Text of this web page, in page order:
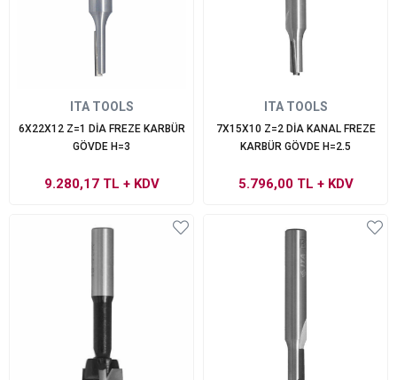
ITA TOOLS
6X22X12 Z=1 DİA FREZE KARBÜR
GÖVDE H=3
9.280,17 TL + KDV
ITA TOOLS
7X15X10 Z=2 DİA KANAL FREZE
KARBÜR GÖVDE H=2.5
5.796,00 TL + KDV